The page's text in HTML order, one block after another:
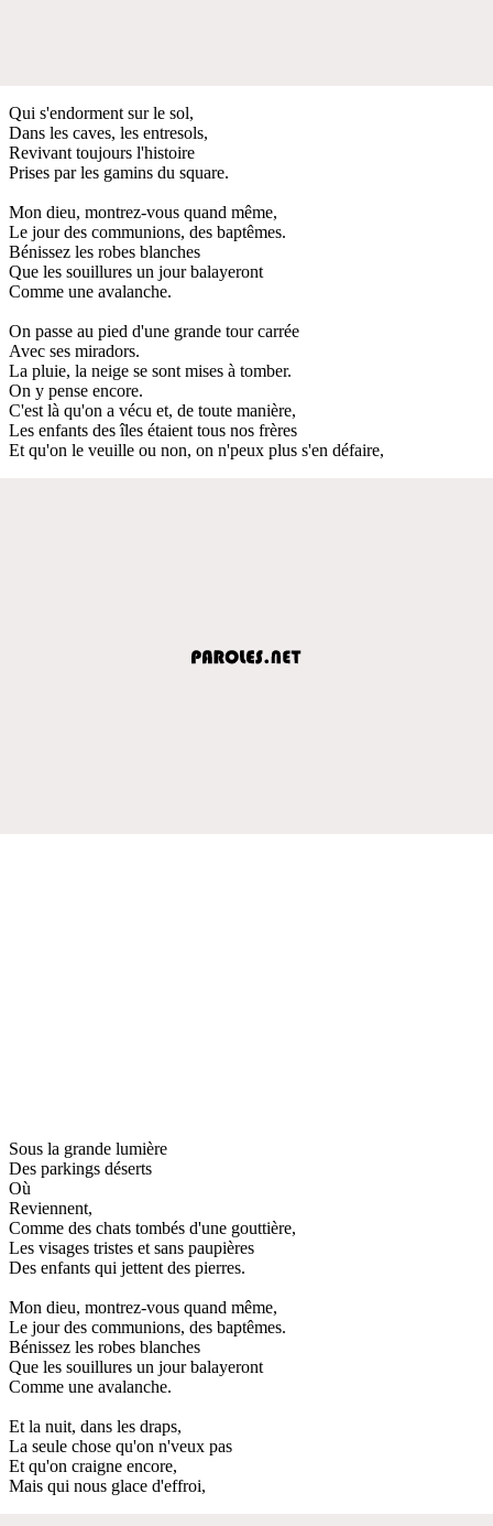
Qui s'endorment sur le sol,
Dans les caves, les entresols,
Revivant toujours l'histoire
Prises par les gamins du square.
Mon dieu, montrez-vous quand même,
Le jour des communions, des baptêmes.
Bénissez les robes blanches
Que les souillures un jour balayeront
Comme une avalanche.
On passe au pied d'une grande tour carrée
Avec ses miradors.
La pluie, la neige se sont mises à tomber.
On y pense encore.
C'est là qu'on a vécu et, de toute manière,
Les enfants des îles étaient tous nos frères
Et qu'on le veuille ou non, on n'peux plus s'en défaire,
Sous la grande lumière
Des parkings déserts
Où
Reviennent,
Comme des chats tombés d'une gouttière,
Les visages tristes et sans paupières
Des enfants qui jettent des pierres.
Mon dieu, montrez-vous quand même,
Le jour des communions, des baptêmes.
Bénissez les robes blanches
Que les souillures un jour balayeront
Comme une avalanche.
Et la nuit, dans les draps,
La seule chose qu'on n'veux pas
Et qu'on craigne encore,
Mais qui nous glace d'effroi,